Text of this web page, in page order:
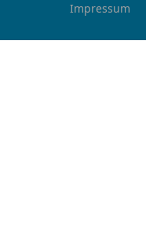
Impressum